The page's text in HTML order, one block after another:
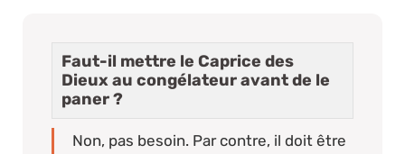
Faut-il mettre le Caprice des
Dieux au congélateur avant de le
paner ?
Non, pas besoin. Par contre, il doit être